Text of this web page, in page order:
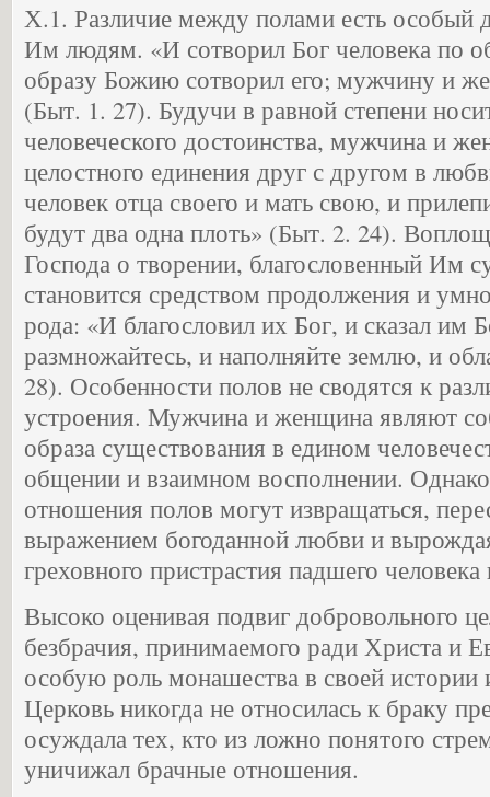
Х.1. Различие между полами есть особый
Им людям. «И сотворил Бог человека по
образу Божию сотворил его; мужчину и
(Быт. 1. 27). Будучи в равной степени
человеческого достоинства, мужчина и
целостного единения друг с другом в
человек отца своего и мать свою, и
будут два одна плоть» (Быт. 2. 24).
Господа о творении, благословенный Им
становится средством продолжения и
рода: «И благословил их Бог, и сказал им
размножайтесь, и наполняйте землю, и
28). Особенности полов не сводятся к
устроения. Мужчина и женщина являют
образа существования в едином
общении и взаимном восполнении.
отношения полов могут извращаться,
выражением богоданной любви и
греховного пристрастия падшего
Высоко оценивая подвиг добровольного
безбрачия, принимаемого ради Христа и
особую роль монашества в своей
Церковь никогда не относилась к браку
осуждала тех, кто из ложно понятого
уничижал брачные отношения.